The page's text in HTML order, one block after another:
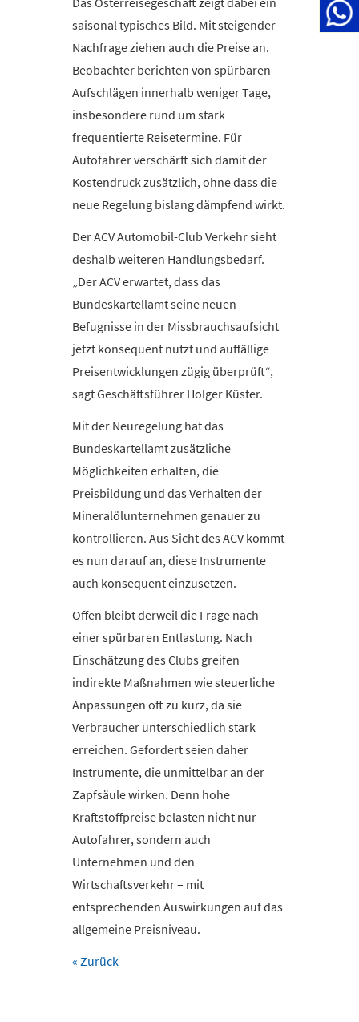
saisonal typisches Bild. Mit steigender
Nachfrage ziehen auch die Preise an.
Beobachter berichten von spürbaren
Aufschlägen innerhalb weniger Tage,
insbesondere rund um stark
frequentierte Reisetermine. Für
Autofahrer verschärft sich damit der
Kostendruck zusätzlich, ohne dass die
neue Regelung bislang dämpfend wirkt.
Der ACV Automobil-Club Verkehr sieht
deshalb weiteren Handlungsbedarf.
„Der ACV erwartet, dass das
Bundeskartellamt seine neuen
Befugnisse in der Missbrauchsaufsicht
jetzt konsequent nutzt und auffällige
Preisentwicklungen zügig überprüft“,
sagt Geschäftsführer Holger Küster.
Mit der Neuregelung hat das
Bundeskartellamt zusätzliche
Möglichkeiten erhalten, die
Preisbildung und das Verhalten der
Mineralölunternehmen genauer zu
kontrollieren. Aus Sicht des ACV kommt
es nun darauf an, diese Instrumente
auch konsequent einzusetzen.
Offen bleibt derweil die Frage nach
einer spürbaren Entlastung. Nach
Einschätzung des Clubs greifen
indirekte Maßnahmen wie steuerliche
Anpassungen oft zu kurz, da sie
Verbraucher unterschiedlich stark
erreichen. Gefordert seien daher
Instrumente, die unmittelbar an der
Zapfsäule wirken. Denn hohe
Kraftstoffpreise belasten nicht nur
Autofahrer, sondern auch
Unternehmen und den
Wirtschaftsverkehr – mit
entsprechenden Auswirkungen auf das
allgemeine Preisniveau.
« Zurück